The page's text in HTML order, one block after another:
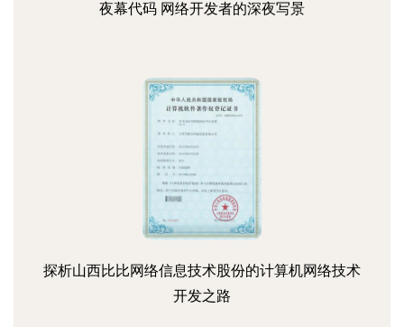
夜幕代码 网络开发者的深夜写景
探析山西比比网络信息技术股份的计算机网络技术
开发之路